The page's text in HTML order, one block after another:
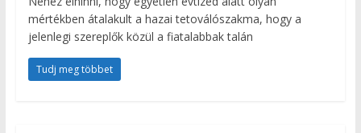
mértékben átalakult a hazai tetoválószakma, hogy a
jelenlegi szereplők közül a fiatalabbak talán
Tudj meg többet